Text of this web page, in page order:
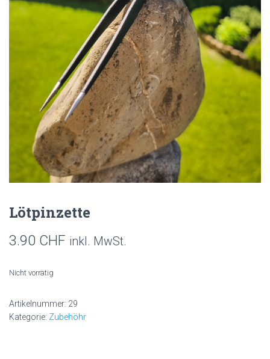
Lötpinzette
3.90 CHF inkl. MwSt.
Nicht vorrätig
Artikelnummer: 29
Kategorie: Zubehöhr